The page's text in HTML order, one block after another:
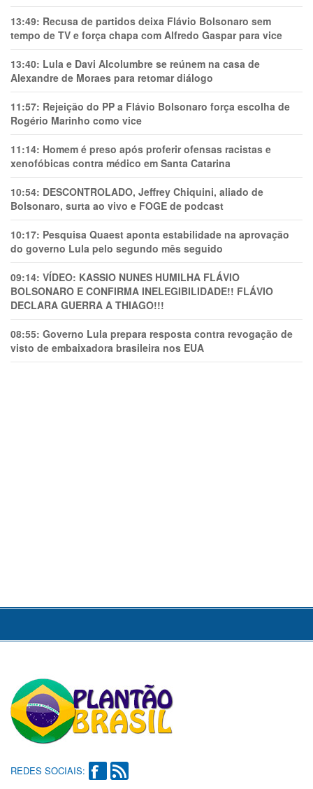
13:49: Recusa de partidos deixa Flávio Bolsonaro sem
tempo de TV e força chapa com Alfredo Gaspar para vice
13:40: Lula e Davi Alcolumbre se reúnem na casa de
Alexandre de Moraes para retomar diálogo
11:57: Rejeição do PP a Flávio Bolsonaro força escolha de
Rogério Marinho como vice
11:14: Homem é preso após proferir ofensas racistas e
xenofóbicas contra médico em Santa Catarina
10:54: DESCONTROLADO, Jeffrey Chiquini, aliado de
Bolsonaro, surta ao vivo e FOGE de podcast
10:17: Pesquisa Quaest aponta estabilidade na aprovação
do governo Lula pelo segundo mês seguido
09:14: VÍDEO: KASSIO NUNES HUMlLHA FLÁVIO
BOLSONARO E CONFIRMA INELEGIBILIDADE!! FLÁVIO
DECLARA GUERRA A THIAGO!!!
08:55: Governo Lula prepara resposta contra revogação de
visto de embaixadora brasileira nos EUA
REDES SOCIAIS: